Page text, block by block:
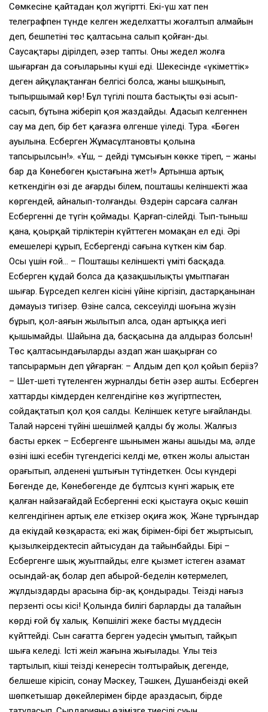
Сөмкесіне қайтадан қол жүгіртті. Екі-үш хат пен
телеграфпен түнде келген жеделхатты жоғалтып алмайын
деп, бешпетінің төс қалтасына салып қойған-ды.
Саусақтары дірілдеп, әзер тапты. Оны жедел жолға
шығарған да соңғыларының күші еді. Шекесінде «үкіметтік»
деген айқұлақтанған белгісі болса, жаның ышқынып,
тыпыршымай көр! Бұл түгілі пошта бастықтың өзі асып-
сасып, бұтына жіберіп қоя жаздайды. Адасып келгеннен
сау ма деп, бір бет қағазға өлгенше үңіледі. Тура. «Бөген
ауылына. Есберген Жұмасұлтановтың қолына
тапсырылсын!». «Ұш, – дейді тұмсығын көкке тіреп, – жаның
бар да Көнебөген қыстағына жет!» Артынша артық
кеткендігін өзі де аңғарды білем, пошташы келіншекті жаңа
көргендей, айналып-толғанды. Өздерін сарсаңға салған
Есбергеннің де түгін қоймады. Қарғап-сілейді. Тып-тыныш
қана, қоңырқай тірліктерін күйттеген момақан ел еді. Әрі
емешелері құрып, Есбергенді сағына күткен кім бар.
Осы үшін ғой… – Пошташы келіншектің үміті басқада.
Есберген құдай болса да қазақшылықты ұмытпаған
шығар. Бүрсеңдеп келген кісіні үйіне кіргізіп, дастарқанынан
дәмауыз тигізер. Өзіне салса, сексеуілдің шоғына жүзін
бұрып, қол-аяғын жылытып алса, одан артыққа иегі
қышымайды. Шайына да, басқасына да алдыраз болсын!
Төс қалтасындағыларды аздап жан шақырған соң
тапсырармын деп ұйғарған: – Алдым деп қол қойып беріңіз?
– Шет-шеті түтеленген журналдың бетін әзер ашты. Есберген
хаттардың кімдерден келгендігіне көз жүгіртпестен,
сойдақтатып қол қоя салды. Келіншек кетуге ыңғайланды.
Талай нәрсенің түйіні шешілмей қалды бұ жолы. Жалғыз
басты еркек – Есбергенге шынымен жаны ашыды ма, әлде
өзінің ішкі есебін түгендегісі келді ме, өткен жолы алыстан
орағытып, әлдененің ұштығын түтіндеткен. Осы күндері
Бөгенде де, Көнебөгенде де бұлтсыз күнгі жарық ете
қалған найзағайдай Есбергеннің ескі қыстауға оқыс көшіп
келгендігінен артық елең еткізер оқиға жоқ. Және тұрғындар
да екіұдай көзқараста; екі жақ бірімен-бірі бет жыртысып,
қызылкеңірдектесіп айтысудан да тайынбайды. Бірі –
Есбергенге шық жуытпайды; елге қызмет істеген азамат
осындай-ақ болар деп абырой-беделін көтермелеп,
жұлдыздардың арасына бір-ақ қондырады. Теңіздің нағыз
перзенті осы кісі! Қолында билігі барлардың да талайын
көрді ғой бұ халық. Көпшілігі жеке бастың мүддесін
күйттейді. Сын сағатта берген уәдесін ұмытып, тайқып
шыға келеді. Істің жеңіл жағына жығылады. Ұлы теңіз
тартылып, кіші теңіздің кенересін толтырайық дегенде,
белшеше кірісіп, сонау Мәскеу, Тәшкен, Душанбеңіздің өңкей
шөпкетышар дөкейлерімен бірде араздасып, бірде